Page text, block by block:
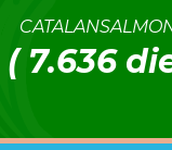
( 7.636